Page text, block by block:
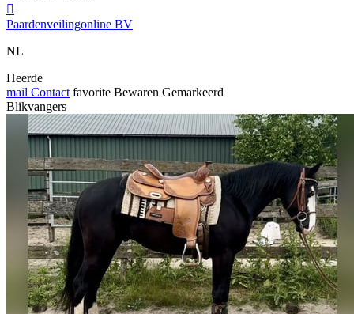

Paardenveilingonline BV
NL
Heerde
mail Contact favorite Bewaren Gemarkeerd
Blikvangers